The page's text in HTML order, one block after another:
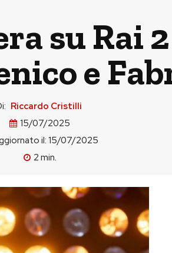
su Rai
e
Riccardo Cristilli
15/07/2025
il:15/07/2025
2 min.